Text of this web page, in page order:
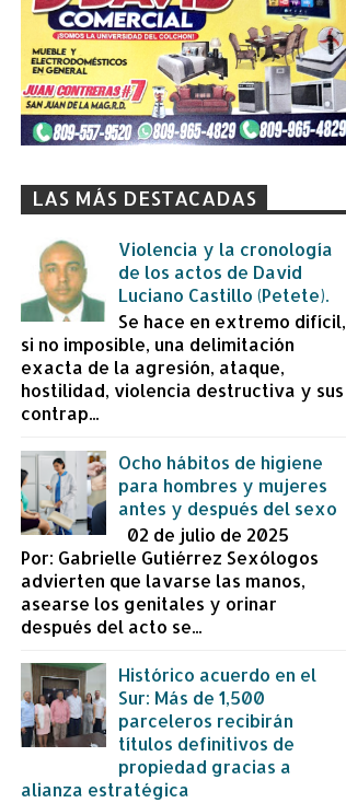
LAS MÁS DESTACADAS
Violencia y la cronología
de los actos de David
Luciano Castillo (Petete).
Se hace en extremo difícil,
si no imposible, una delimitación
exacta de la agresión, ataque,
hostilidad, violencia destructiva y sus
contrap...
Ocho hábitos de higiene
para hombres y mujeres
antes y después del sexo
02 de julio de 2025
Por: Gabrielle Gutiérrez Sexólogos
advierten que lavarse las manos,
asearse los genitales y orinar
después del acto se...
Histórico acuerdo en el
Sur: Más de 1,500
parceleros recibirán
títulos definitivos de
propiedad gracias a
alianza estratégica